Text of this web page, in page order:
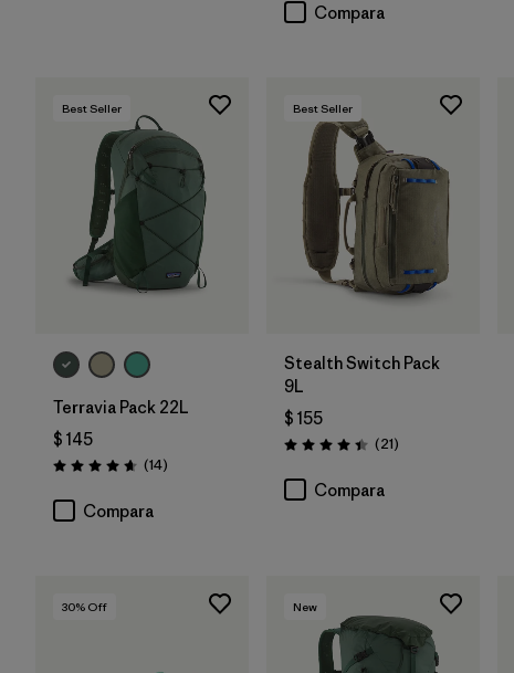
Compara
Best Seller
Terravia Pack 22L
$ 145
Valoración: 4.6 / 5
(14Comentarios
)
Compara
Agregar a la
Bolsa
Best Seller
Stealth Switch Pack
9L
$ 155
Valoración: 4.4 / 5
(21Comentarios
)
Compara
30% Off New